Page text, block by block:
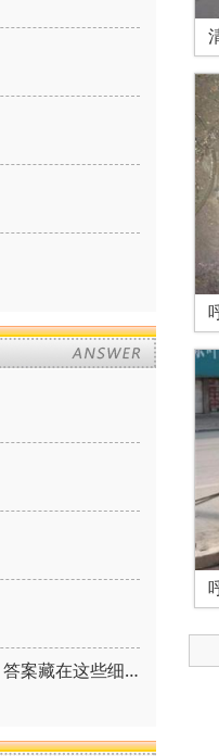
化粪池为何几十年都不用清理？答案藏在这些细节里！